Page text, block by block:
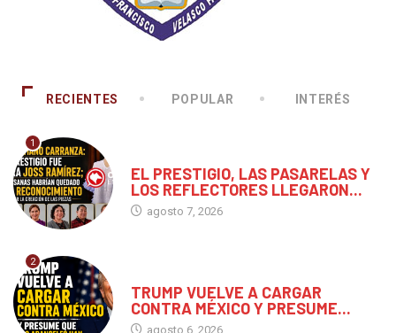
RECIENTES POPULAR INTERÉS
1
EL PRESTIGIO, LAS PASARELAS Y
LOS REFLECTORES LLEGARON...
agosto 7, 2026
2
TRUMP VUELVE A CARGAR
CONTRA MÉXICO Y PRESUME...
agosto 6, 2026